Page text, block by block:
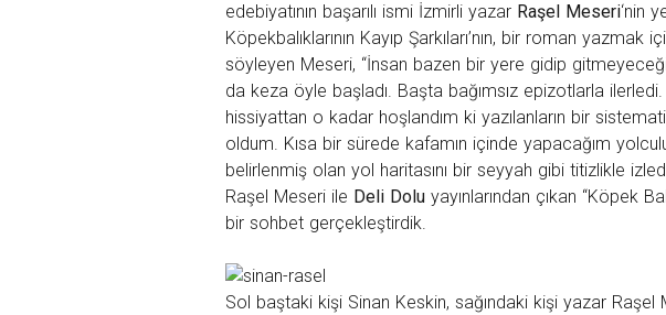
edebiyatının başarılı ismi İzmirli yazar Raşel Meseri‘nin
Köpekbalıklarının Kayıp Şarkıları’nın, bir roman yazmak
söyleyen Meseri, “İnsan bazen bir yere gidip
da keza öyle başladı. Başta bağımsız epizotlarla
hissiyattan o kadar hoşlandım ki yazılanların bir
oldum. Kısa bir sürede kafamın içinde yapacağım
belirlenmiş olan yol haritasını bir seyyah gibi titizlikle
Raşel Meseri ile Deli Dolu yayınlarından çıkan “Köpek
bir sohbet gerçekleştirdik.
Sol baştaki kişi Sinan Keskin, sağındaki kişi yazar Raşel